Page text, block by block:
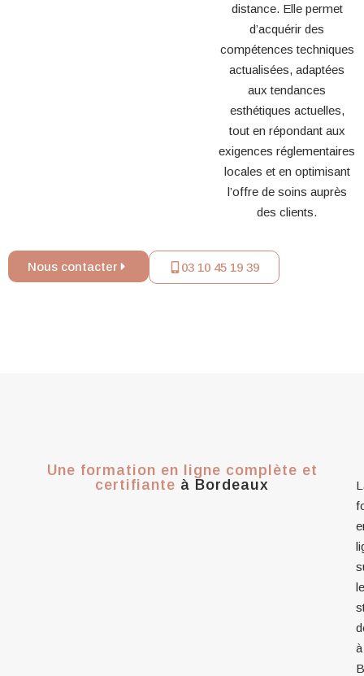
distance. Elle permet
d’acquérir des
compétences techniques
actualisées, adaptées
aux tendances
esthétiques actuelles,
tout en répondant aux
exigences réglementaires
locales et en optimisant
l’offre de soins auprès
des clients.
Nous contacter 03 10 45 19 39
Une formation en ligne complète et
certifiante à Bordeaux
le
à